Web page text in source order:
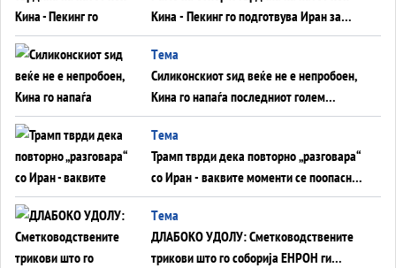
Кина - Пекинг го подготвува Иран за
американска копнена инвазија
Tема
Силиконскиот ѕид веќе не е непробоен,
Кина го напаѓа последниот голем
монопол на Западот?
Tема
Трамп тврди дека повторно „разговара“
со Иран - ваквите моменти се поопасни
од отворените закани
Tема
ДЛАБОКО УДОЛУ: Сметководствените
трикови што го соборија ЕНРОН ги